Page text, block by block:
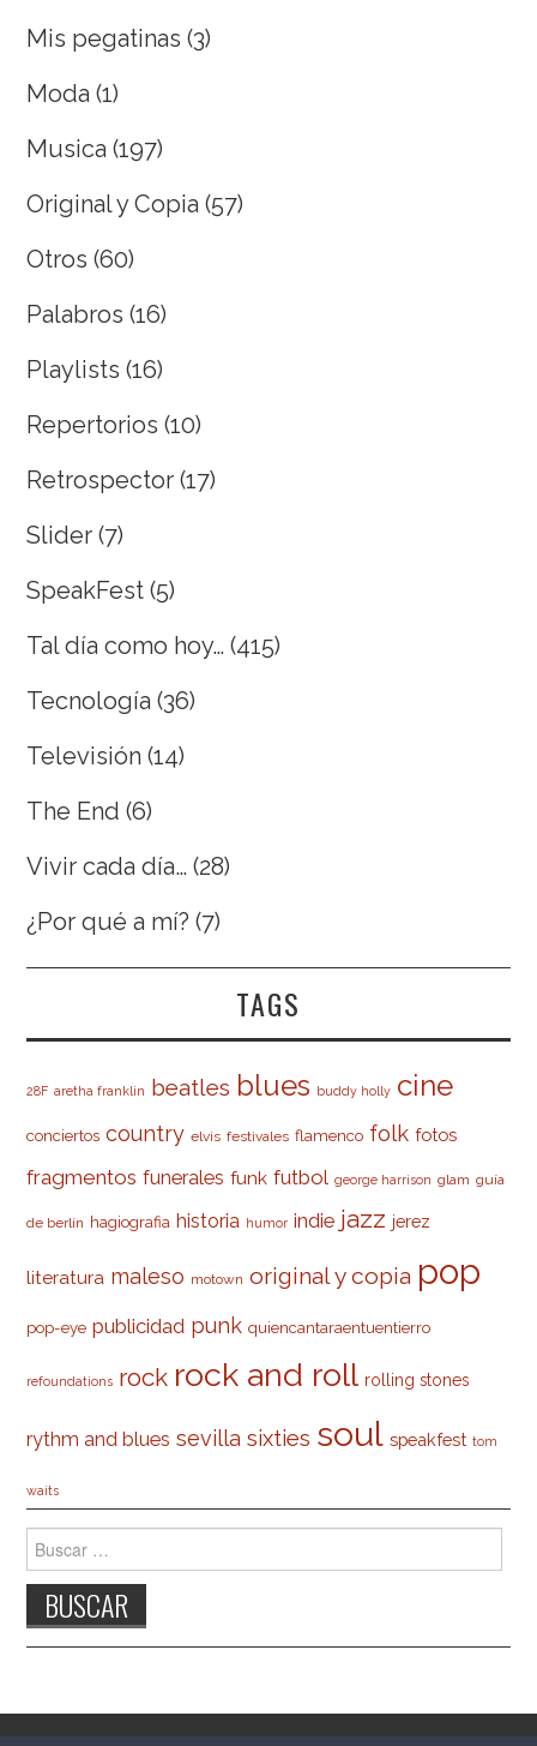
Mis pegatinas (3)
Moda (1)
Musica (197)
Original y Copia (57)
Otros (60)
Palabros (16)
Playlists (16)
Repertorios (10)
Retrospector (17)
Slider (7)
SpeakFest (5)
Tal día como hoy… (415)
Tecnología (36)
Televisión (14)
The End (6)
Vivir cada día… (28)
¿Por qué a mí? (7)
TAGS
28F aretha franklin beatles blues buddy holly cine
conciertos country elvis festivales flamenco folk fotos
fragmentos funerales funk futbol george harrison glam guía
de berlín hagiografia historia humor indie jazz jerez
literatura maleso motown original y copia pop
pop-eye publicidad punk quiencantaraentuentierro
refoundations rock rock and roll rolling stones
rythm and blues sevilla sixties soul speakfest tom
waits
Buscar: